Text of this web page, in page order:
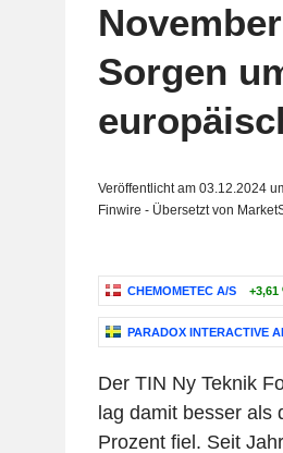
Sorgen
Veröffentlicht am 03.12.2024
Finwire - Übersetzt von
CHEMOMETEC A/S +3,61
PARADOX INTERACTIVE
Der TIN Ny Teknik
lag damit besser als
Prozent fiel. Seit